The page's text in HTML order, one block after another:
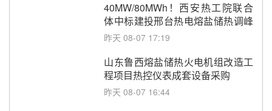
40MW/80MWh！西安热工院联合
体中标建投邢台热电熔盐储热调峰
调频改造EPC项目
昨天 08-07 17:19
山东鲁西熔盐储热火电机组改造工
程项目热控仪表成套设备采购
昨天 08-07 16:44